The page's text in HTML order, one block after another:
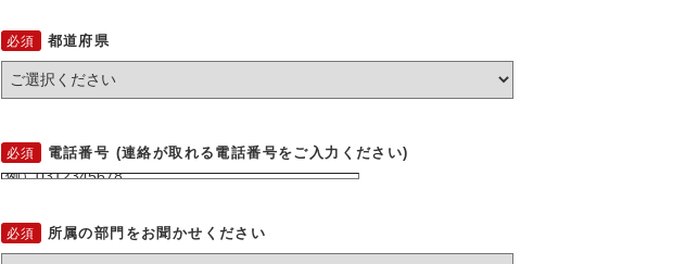
都道府県
電話番号 (連絡が取れる電話番号をご入力ください)
所属の部門をお聞かせください